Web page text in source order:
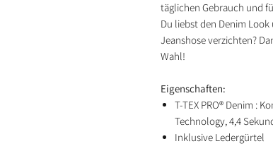
täglichen Gebrauch und
Du liebst den Denim
Jeanshose verzichten?
Wahl!
Eigenschaften:
T-TEX PRO® Denim :
Technology, 4,4
Inklusive Ledergürtel